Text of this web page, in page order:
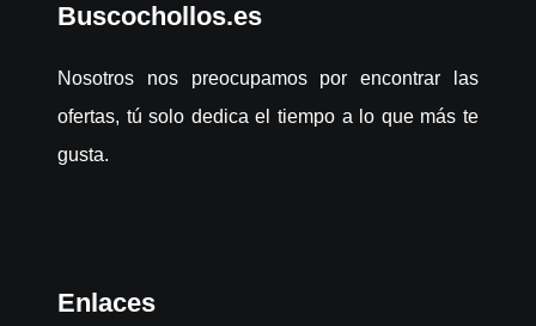
Buscochollos.es
Nosotros nos preocupamos por encontrar las
ofertas, tú solo dedica el tiempo a lo que más te
gusta.
Enlaces